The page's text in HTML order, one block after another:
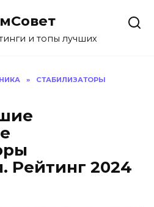
и топы лучших
»
СТАБИЛИЗАТОРЫ
Рейтинг 2024